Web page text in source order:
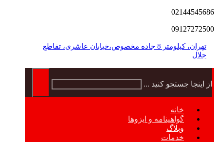
02144545686
09127272500
تهران، کیلومتر 8 جاده مخصوص،خیابان عاشری، تقاطع
جلال
از اینجا جستجو کنید ...
خانه
گواهینامه و ایزوها
وبلاگ
خدمات